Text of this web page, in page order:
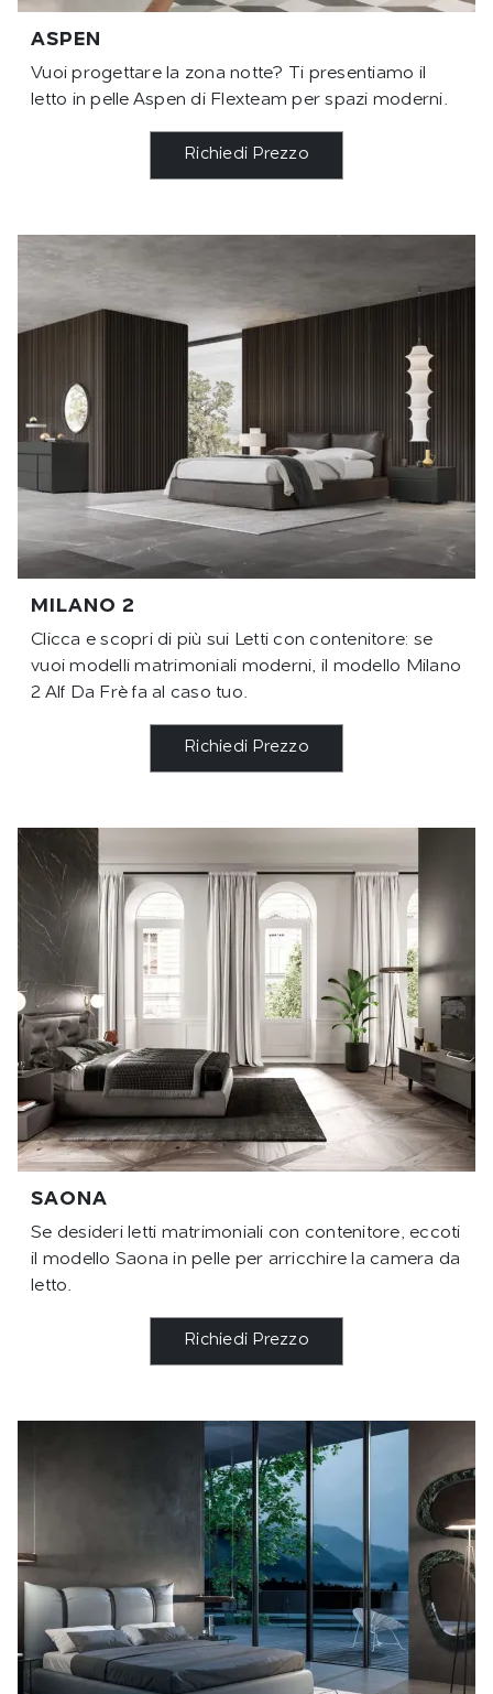
ASPEN
Vuoi progettare la zona notte? Ti presentiamo il
letto in pelle Aspen di Flexteam per spazi moderni.
Richiedi Prezzo
MILANO 2
Clicca e scopri di più sui Letti con contenitore: se
vuoi modelli matrimoniali moderni, il modello Milano
2 Alf Da Frè fa al caso tuo.
Richiedi Prezzo
SAONA
Se desideri letti matrimoniali con contenitore, eccoti
il modello Saona in pelle per arricchire la camera da
letto.
Richiedi Prezzo